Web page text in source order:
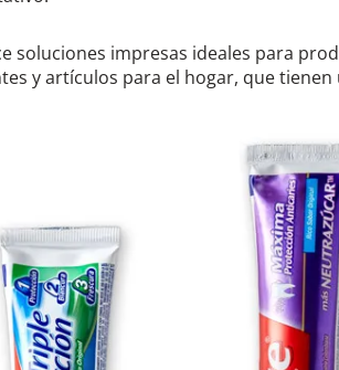
soluciones impresas ideales para
y artículos para el hogar, que